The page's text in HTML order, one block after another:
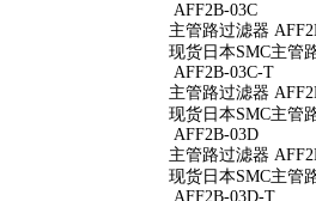
AFF2B-03C
主管路过滤器
现货日本SMC主管
AFF2B-03C-T
主管路过滤器
现货日本SMC主管
AFF2B-03D
主管路过滤器
现货日本SMC主管
AFF2B-03D-T